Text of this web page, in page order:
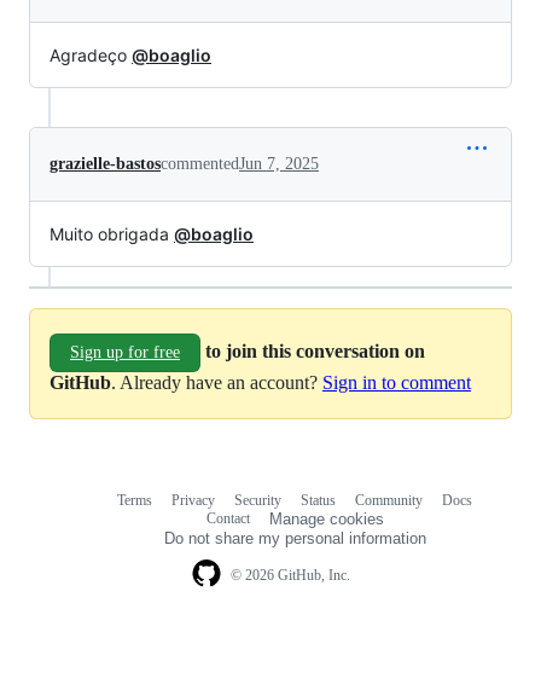
Agradeço @boaglio
grazielle-bastoscommentedJun 7, 2025
Muito obrigada @boaglio
Sign up for free
to join this conversation on
GitHub. Already have an account? Sign in to comment
© 2026 GitHub, Inc.
Terms Privacy Security Status Community
Docs
Contact
Manage cookies
Do not share my personal information